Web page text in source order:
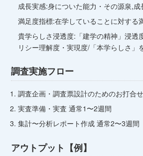
成⻑実感:身についた能力・その源泉,成
満足度指標:在学していることに対する
貴学らしさ浸透度:「建学の精神」浸透
リシー理解度・実現度/「本学らしさ」
調査実施フロー
調査企画・調査票設計のためのお打合
実査準備・実査 通常1〜2週間
集計〜分析レポート作成 通常2〜3週間
アウトプット【例】